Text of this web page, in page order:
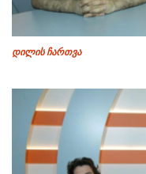
დილის ჩართვა